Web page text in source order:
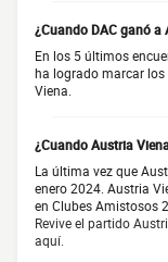
¿Cuando DAC ganó a
En los 5 últimos
ha logrado marcar
Viena.
¿Cuando Austria
La última vez que
enero 2024. Austria
en Clubes Amistosos
Revive el partido
aquí.